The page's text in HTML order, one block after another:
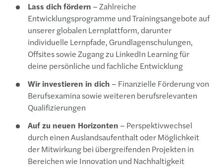
Lass dich fördern – Zahlreiche
Entwicklungsprogramme und Trainingsangebote auf
unserer globalen Lernplattform, darunter
individuelle Lernpfade, Grundlagenschulungen,
Offsites sowie Zugang zu LinkedIn Learning für
deine persönliche und fachliche Entwicklung
Wir investieren in dich – Finanzielle Förderung von
Berufsexamina sowie weiteren berufsrelevanten
Qualifizierungen
Auf zu neuen Horizonten – Perspektivwechsel
durch einen Auslandsaufenthalt oder Möglichkeit
der Mitwirkung bei übergreifenden Projekten in
Bereichen wie Innovation und Nachhaltigkeit